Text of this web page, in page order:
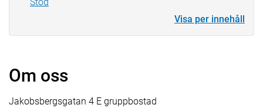
Visa per innehåll
Om oss
Jakobsbergsgatan 4 E gruppbostad